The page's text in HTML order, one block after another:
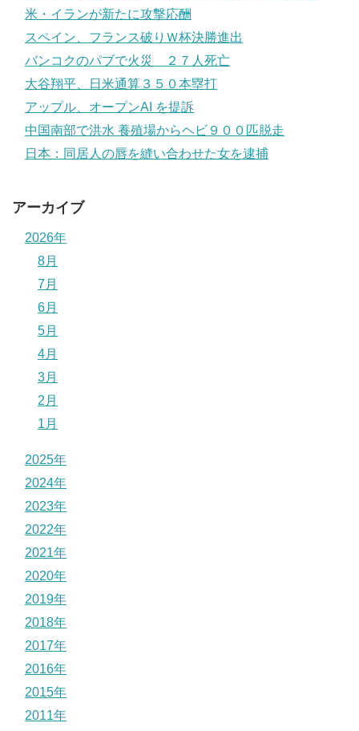
米・イランが新たに攻撃応酬
スペイン、フランス破りＷ杯決勝進出
バンコクのパブで火災 ２７人死亡
大谷翔平、日米通算３５０本塁打
アップル、オープンAI を提訴
中国南部で洪水 養殖場からヘビ９００匹脱走
日本：同居人の唇を縫い合わせた女を逮捕
アーカイブ
2026年
8月
7月
6月
5月
4月
3月
2月
1月
2025年
2024年
2023年
2022年
2021年
2020年
2019年
2018年
2017年
2016年
2015年
2011年